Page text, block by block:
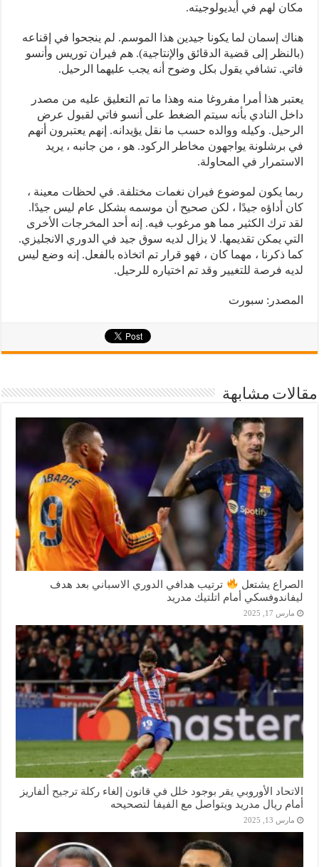
مكان لهم في أيديولوجيته.
هناك إسمان لما يكونا جيدين هذا الموسم. لم ينجحوا في إقناعه
(بالنظر إلى قضية الدقائق والإنتاجية). هم فيران توريس وأنسو
فاتي. تشافي يقول بكل وضوح أنه يجب عليهما الرحيل.
يعتبر هذا أمرا مفروغا منه وهذا ما تم التعليق عليه من مصدر
داخل النادي بأنه سيتم الضغط على أنسو فاتي لقبول عرض
الرحيل. وكيله ووالده حسب ما نقل يؤيدانه. إنهم يعتبرون أنهم
في برشلونة يواجهون مخاطر الركود. هو ، من جانبه ، يريد
الاستمرار في المحاولة.
ربما يكون لموضوع فيران نغمات مختلفة. في لحظات معينة ،
كان أداؤه جيدًا ، لكن صحيح أن موسمه بشكل عام ليس جيدًا.
لقد ترك الكثير مما هو مرغوب فيه. إنه أحد المخرجات الأخرى
التي يمكن تقديمها. لا يزال لديه سوق جيد في الدوري الانجليزي.
كما ذكرنا ، مهما كان ، فهو قرار تم اتخاذه بالفعل. إنه وضع ليس
لديه فرصة للتغيير وقد تم اختياره للرحيل.
المصدر: سبورت
مقالات مشابهة
الصراع يشتعل
ترتيب هدافي الدوري الاسباني بعد هدف
ليفاندوفسكي أمام اتلتيك مدريد
مارس 17, 2025
الاتحاد الأوروبي يقر بوجود خلل في قانون إلغاء ركلة ترجيح ألفاريز
أمام ريال مدريد ويتواصل مع الفيفا لتصحيحه
مارس 13, 2025